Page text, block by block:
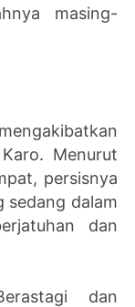
masing-
Menurut
persisnya
sedang dalam
dan
dan